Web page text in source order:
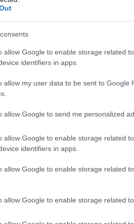
allow Google to enable storage related
identifiers in apps.
allow my user data to be sent to Google
allow Google to send me personalized
allow Google to enable storage related
identifiers in apps.
allow Google to enable storage related
allow Google to enable storage related
álom – vagy inkább rémálom?
és nyugalom kulcsa?
élnek meg maguktól!
a rendrakásban?
vagy inkább kényelmetlen?
vagy egyszerűen unalmas?
mint amilyennek
a rend és